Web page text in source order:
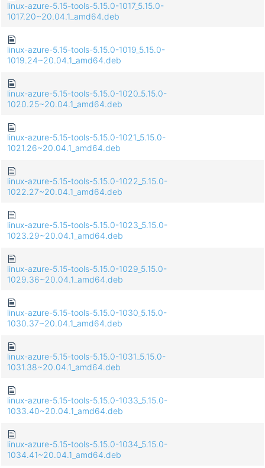
linux-azure-5.15-tools-5.15.0-1017_5.15.0-
1017.20~20.04.1_amd64.deb
linux-azure-5.15-tools-5.15.0-1019_5.15.0-
1019.24~20.04.1_amd64.deb
linux-azure-5.15-tools-5.15.0-1020_5.15.0-
1020.25~20.04.1_amd64.deb
linux-azure-5.15-tools-5.15.0-1021_5.15.0-
1021.26~20.04.1_amd64.deb
linux-azure-5.15-tools-5.15.0-1022_5.15.0-
1022.27~20.04.1_amd64.deb
linux-azure-5.15-tools-5.15.0-1023_5.15.0-
1023.29~20.04.1_amd64.deb
linux-azure-5.15-tools-5.15.0-1029_5.15.0-
1029.36~20.04.1_amd64.deb
linux-azure-5.15-tools-5.15.0-1030_5.15.0-
1030.37~20.04.1_amd64.deb
linux-azure-5.15-tools-5.15.0-1031_5.15.0-
1031.38~20.04.1_amd64.deb
linux-azure-5.15-tools-5.15.0-1033_5.15.0-
1033.40~20.04.1_amd64.deb
linux-azure-5.15-tools-5.15.0-1034_5.15.0-
1034.41~20.04.1_amd64.deb